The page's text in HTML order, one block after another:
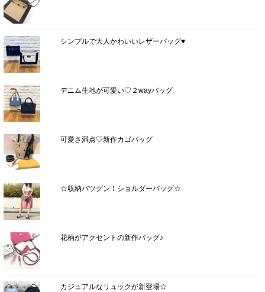
シンプルで大人かわいいレザーバッグ♥
デニム生地が可愛い♡２wayバッグ
可愛さ満点♡新作カゴバッグ
☆収納バツグン！ショルダーバッグ☆
花柄がアクセントの新作バッグ♪
カジュアルなリュックが新登場☆